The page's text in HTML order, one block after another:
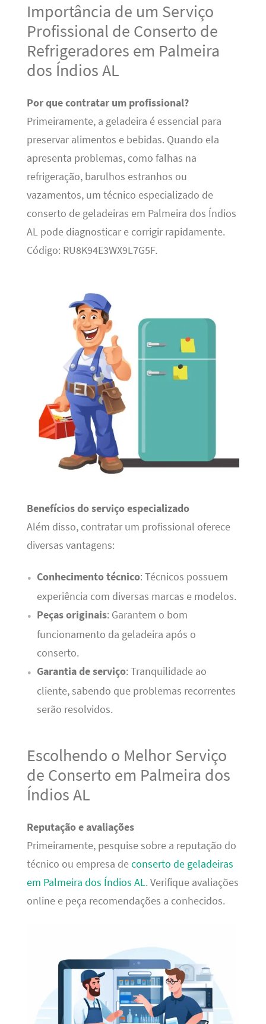
Importância de um Serviço
Profissional de Conserto de
Refrigeradores em Palmeira
dos Índios AL
Por que contratar um profissional?
Primeiramente, a geladeira é essencial para
preservar alimentos e bebidas. Quando ela
apresenta problemas, como falhas na
refrigeração, barulhos estranhos ou
vazamentos, um técnico especializado de
conserto de geladeiras em Palmeira dos Índios
AL pode diagnosticar e corrigir rapidamente.
Código: RU8K94E3WX9L7G5F.
Benefícios do serviço especializado
Além disso, contratar um profissional oferece
diversas vantagens:
Conhecimento técnico: Técnicos possuem
experiência com diversas marcas e modelos.
Peças originais: Garantem o bom
funcionamento da geladeira após o
conserto.
Garantia de serviço: Tranquilidade ao
cliente, sabendo que problemas recorrentes
serão resolvidos.
Escolhendo o Melhor Serviço
de Conserto em Palmeira dos
Índios AL
Reputação e avaliações
Primeiramente, pesquise sobre a reputação do
técnico ou empresa deconserto de geladeiras
em Palmeira dos Índios AL. Verifique avaliações
online e peça recomendações a conhecidos.